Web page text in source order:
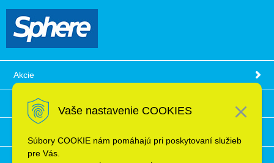
Vaše nastavenie COOKIES
Súbory COOKIE nám pomáhajú pri poskytovaní služieb
pre Vás.
Akcie
Obchodné podmienky
Ochrana osobných údajov